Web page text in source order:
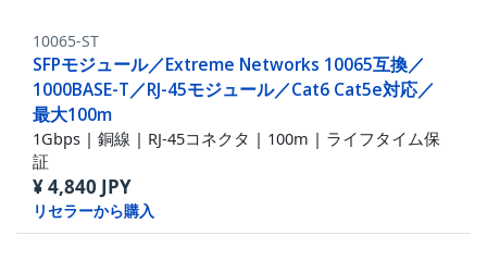
10065-ST
SFPモジュール／Extreme Networks 10065互換／
1000BASE-T／RJ-45モジュール／Cat6 Cat5e対応／
最大100m
1Gbps | 銅線 | RJ-45コネクタ | 100m | ライフタイム保
証
¥4,840 JPY
リセラーから購入